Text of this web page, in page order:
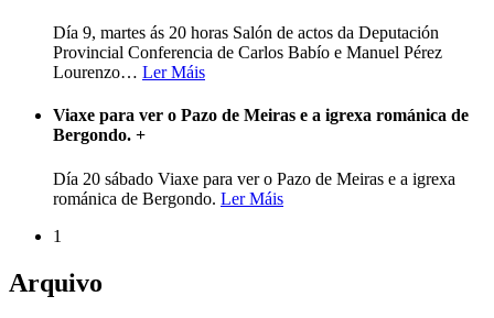
Día 9, martes ás 20 horas Salón de actos da Deputación
Provincial Conferencia de Carlos Babío e Manuel Pérez
Lourenzo… Ler Máis
Viaxe para ver o Pazo de Meiras e a igrexa románica de
Bergondo. +
Día 20 sábado Viaxe para ver o Pazo de Meiras e a igrexa
románica de Bergondo. Ler Máis
1
Arquivo